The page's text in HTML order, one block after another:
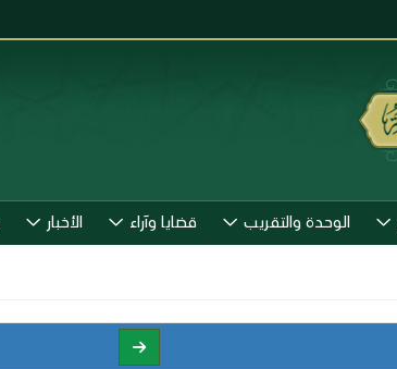
الوحدة والتقريب قضايا وآراء الأخبار